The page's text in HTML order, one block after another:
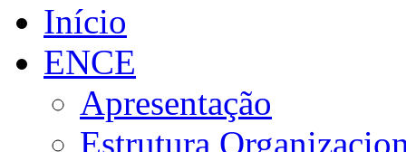
Início
ENCE
Apresentação
Estrutura